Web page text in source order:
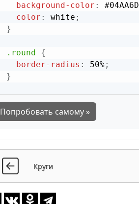
background-color : #04AA6D
color : white ;
}
.round
{
border-radius : 50%;
}
Попробовать самому »
Круги